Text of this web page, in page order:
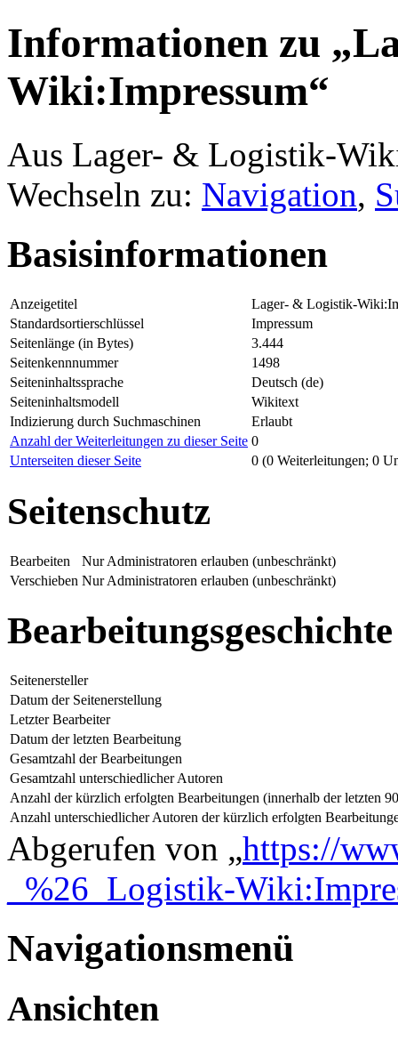
Informationen zu
Wiki:Impressum“
Aus Lager- & Logistik-
Wechseln zu: Navigation,
Basisinformationen
Anzeigetitel
Lager- & Logistik-
Standardsortierschlüssel
Impressum
Seitenlänge (in Bytes)
3.444
Seitenkennnummer
1498
Seiteninhaltssprache
Deutsch (de)
Seiteninhaltsmodell
Wikitext
Indizierung durch Suchmaschinen
Erlaubt
Anzahl der Weiterleitungen zu dieser Seite 0
Unterseiten dieser Seite
0 (0 Weiterleitungen; 0
Seitenschutz
Bearbeiten
Nur Administratoren erlauben (unbeschränkt)
Verschieben Nur Administratoren erlauben (unbeschränkt)
Bearbeitungsgeschichte
Seitenersteller
Datum der Seitenerstellung
Letzter Bearbeiter
Datum der letzten Bearbeitung
Gesamtzahl der Bearbeitungen
Gesamtzahl unterschiedlicher Autoren
Anzahl der kürzlich erfolgten Bearbeitungen (innerhalb der letzten
Anzahl unterschiedlicher Autoren der kürzlich erfolgten
Abgerufen von „https://
_%26_Logistik-
Navigationsmenü
Ansichten